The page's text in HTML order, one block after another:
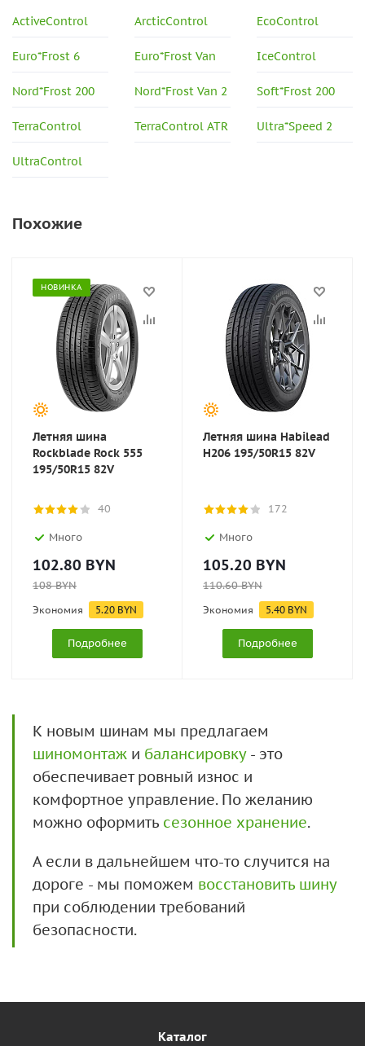
ActiveControl ArcticControl EcoControl
Euro*Frost 6 Euro*Frost Van IceControl
Nord*Frost 200 Nord*Frost Van 2 Soft*Frost 200
TerraControl TerraControl ATR Ultra*Speed 2
UltraControl
Похожие
НОВИНКА
Летняя шина
Rockblade Rock 555
195/50R15 82V
40
Много
102.80 BYN
108BYN
Экономия 5.20 BYN
Подробнее
Летняя шина Habilead
H206 195/50R15 82V
172
Много
105.20 BYN
110.60BYN
Экономия 5.40 BYN
Подробнее
К новым шинам мы предлагаем
шиномонтаж и балансировку- это
обеспечивает ровный износ и
комфортное управление. По желанию
можно оформить сезонное хранение.
А если в дальнейшем что-то случится на
дороге - мы поможем восстановить шину
при соблюдении требований
безопасности.
Каталог